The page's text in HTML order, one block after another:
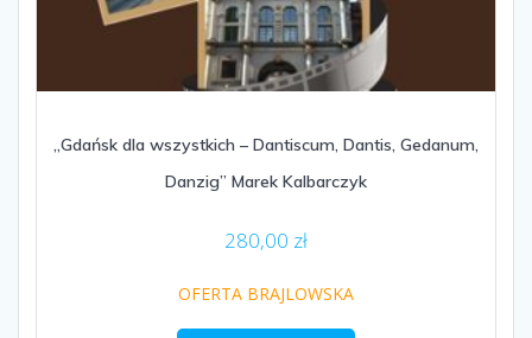
„Gdańsk dla wszystkich – Dantiscum, Dantis, Gedanum,
Danzig” Marek Kalbarczyk
280,00 zł
OFERTA BRAJLOWSKA